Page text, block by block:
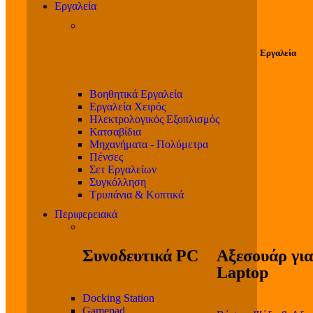
Εργαλεία
Εργαλεία
Βοηθητικά Εργαλεία
Εργαλεία Χειρός
Ηλεκτρολογικός Εξοπλισμός
Κατσαβίδια
Μηχανήματα - Πολύμετρα
Πένσες
Σετ Εργαλείων
Συγκόλληση
Τρυπάνια & Κοπτικά
Περιφερειακά
Συνοδευτικά PC
Docking Station
Αξεσουάρ για
Laptop